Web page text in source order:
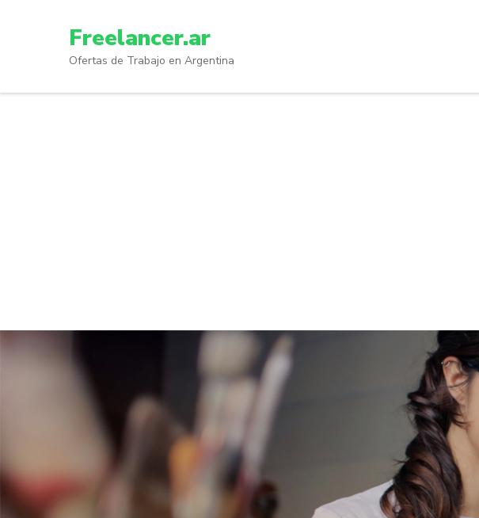
Enter)
Freelancer.ar
Ofertas de Trabajo en Argentina